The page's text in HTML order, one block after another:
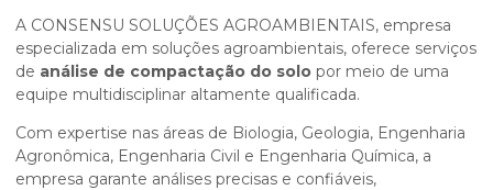
A CONSENSU SOLUÇÕES AGROAMBIENTAIS, empresa
especializada em soluções agroambientais, oferece serviços
de análise de compactação do solo por meio de uma
equipe multidisciplinar altamente qualificada.
Com expertise nas áreas de Biologia, Geologia, Engenharia
Agronômica, Engenharia Civil e Engenharia Química, a
empresa garante análises precisas e confiáveis,